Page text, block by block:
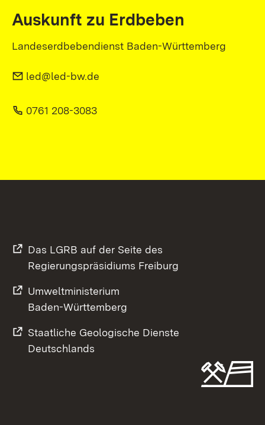
Auskunft zu Erdbeben
Landeserdbebendienst Baden-Württemberg
led@led-bw.de
0761 208-3083
Das LGRB auf der Seite des
Regierungspräsidiums Freiburg
Umweltministerium
Baden-Württemberg
Staatliche Geologische Dienste
Deutschlands